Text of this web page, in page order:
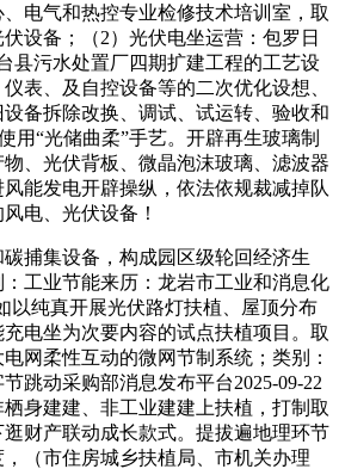
电气和热控专业检修技术培训室，取
设备；（2）光伏电坐运营：包罗日
县污水处置厂四期扩建工程的工艺设
表、及自控设备等的二次优化设想、
备拆除改换、调试、试运转、验收和
用“光储曲柔”手艺。开辟再生玻璃制
、光伏背板、微晶泡沫玻璃、滤波器
能发电开辟操纵，依法依规裁减掉队
电、光伏设备！
集设备，构成园区级轮回经济生
工业节能来历：龙岩市工业和消息化
以纯真开展光伏路灯扶植、屋顶分布
电坐为次要内容的试点扶植项目。取
网柔性互动的微网节制系统；类别：
跳动采购部消息发布平台2025-09-22
栖身建建、非工业建建上扶植，打制取
财产联动成长款式。提拔遍地理环节
（市住房城乡扶植局、市机关办理